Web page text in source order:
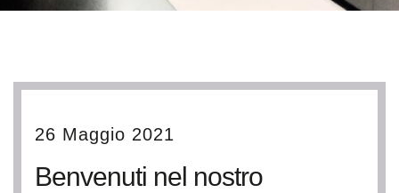
26 Maggio 2021
Benvenuti nel nostro